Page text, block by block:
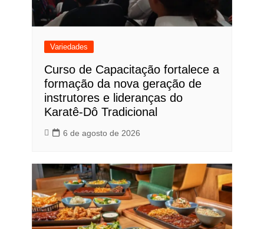
Variedades
Curso de Capacitação fortalece a
formação da nova geração de
instrutores e lideranças do
Karatê-Dô Tradicional
6 de agosto de 2026